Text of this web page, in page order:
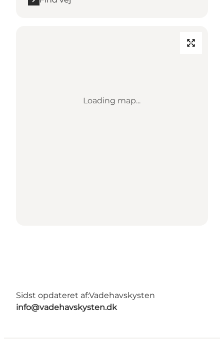
Loading map...
Sidst opdateret af:Vadehavskysten
info@vadehavskysten.dk